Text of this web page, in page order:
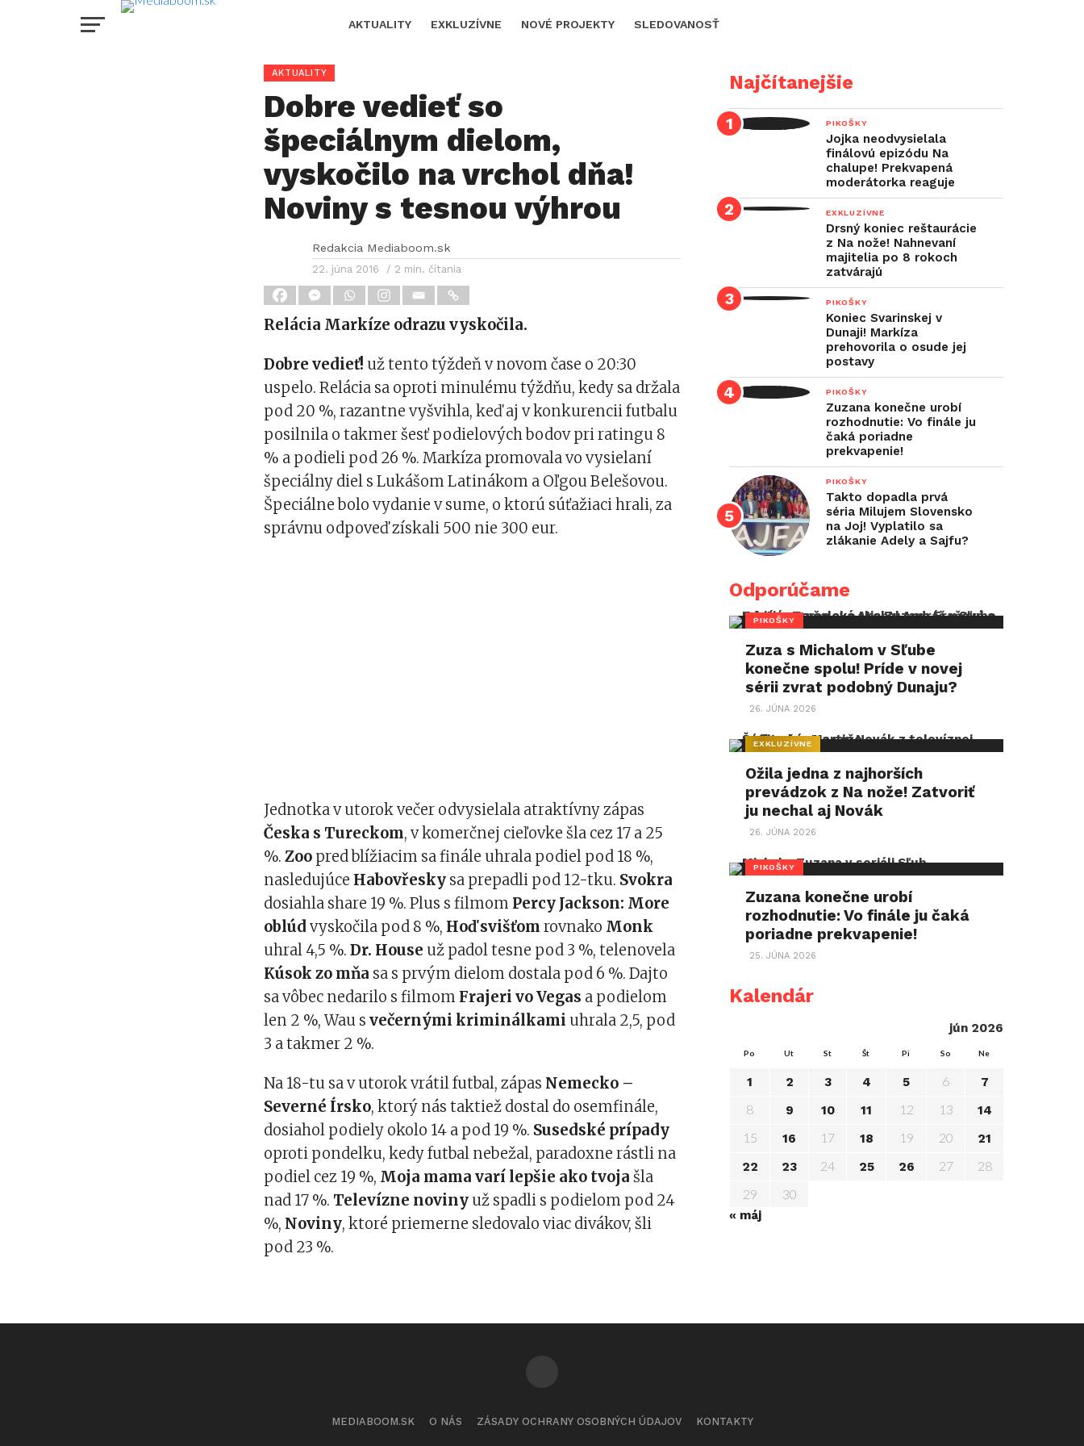
AKTUALITY EXKLUZÍVNE NOVÉ PROJEKTY SLEDOVANOSŤ
AKTUALITY
Dobre vedieť so
špeciálnym dielom,
vyskočilo na vrchol dňa!
Noviny s tesnou výhrou
Redakcia Mediaboom.sk
22. júna 2016 / 2 min. čítania
Relácia Markíze odrazu vyskočila.
Dobre vedieť! už tento týždeň v novom čase o 20:30
uspelo. Relácia sa oproti minulému týždňu, kedy sa držala
pod 20 %, razantne vyšvihla, keď aj v konkurencii futbalu
posilnila o takmer šesť podielových bodov pri ratingu 8
% a podieli pod 26 %. Markíza promovala vo vysielaní
špeciálny diel s Lukášom Latinákom a Oľgou Belešovou.
Špeciálne bolo vydanie v sume, o ktorú súťažiaci hrali, za
správnu odpoveď získali 500 nie 300 eur.
Jednotka v utorok večer odvysielala atraktívny zápas
Česka s Tureckom, v komerčnej cieľovke šla cez 17 a 25
%.Zoo pred blížiacim sa finále uhrala podiel pod 18 %,
nasledujúce Habovřesky sa prepadli pod 12-tku. Svokra
dosiahla share 19 %. Plus s filmom Percy Jackson: More
oblúd vyskočila pod 8 %, Hoď svišťom rovnako Monk
uhral 4,5 %.Dr. House už padol tesne pod 3 %, telenovela
Kúsok zo mňa sa s prvým dielom dostala pod 6 %. Dajto
sa vôbec nedarilo s filmom Frajeri vo Vegas a podielom
len 2 %, Wau svečernými kriminálkami uhrala 2,5, pod
3 a takmer 2 %.
Na 18-tu sa v utorok vrátil futbal, zápas Nemecko –
Severné Írsko, ktorý nás taktiež dostal do osemfinále,
dosiahol podiely okolo 14 a pod 19 %. Susedské prípady
oproti pondelku, kedy futbal nebežal, paradoxne rástli na
podiel cez 19 %, Moja mama varí lepšie ako tvoja šla
nad 17 %. Televízne noviny už spadli s podielom pod 24
%, Noviny, ktoré priemerne sledovalo viac divákov, šli
pod 23 %.
Najčítanejšie
PIKOŠKY
Jojka neodvysielala
finálovú epizódu Na
chalupe! Prekvapená
moderátorka reaguje
EXKLUZÍVNE
Drsný koniec reštaurácie
z Na nože! Nahnevaní
majitelia po 8 rokoch
zatvárajú
PIKOŠKY
Koniec Svarinskej v
Dunaji! Markíza
prehovorila o osude jej
postavy
PIKOŠKY
Zuzana konečne urobí
rozhodnutie: Vo finále ju
čaká poriadne
prekvapenie!
PIKOŠKY
Takto dopadla prvá
séria Milujem Slovensko
na Joj! Vyplatilo sa
zlákanie Adely a Sajfu?
Odporúčame
PIKOŠKY
Zuza s Michalom v Sľube
konečne spolu! Príde v novej
sérii zvrat podobný Dunaju?
26. JÚNA 2026
EXKLUZÍVNE
Ožila jedna z najhorších
prevádzok z Na nože! Zatvoriť
ju nechal aj Novák
26. JÚNA 2026
PIKOŠKY
Zuzana konečne urobí
rozhodnutie: Vo finále ju čaká
poriadne prekvapenie!
25. JÚNA 2026
Kalendár
jún 2026
Po Ut St Št Pi So Ne
1 2 3 4 5 6 7
8 9 10 11 12 13 14
15 16 17 18 19 20
21
22
23 24 25 26 27
28
29
30
« máj
MEDIABOOM.SK O NÁS ZÁSADY OCHRANY OSOBNÝCH ÚDAJOV KONTAKTY